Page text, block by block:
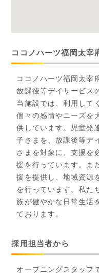
ココノハーツ福岡太宰
ココノハーツ福岡太宰
放課後等デイサービス
当施設では、利用して
個々の感情やニーズを
供しています。児童発
子さまを、放課後等デ
さまを対象に、支援を
援を行っています。ま
援を提供し、地域資源
を行っています。私た
族が健やかな日常生活
ております。
採用担当者から
オープニングスタッフ